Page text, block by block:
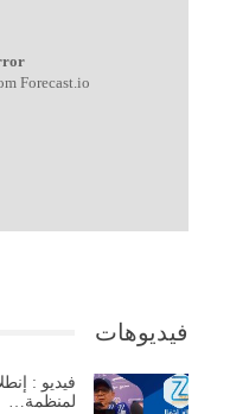
Forecast.io!.
فيديوهات
فيديو :
لمنظمة…